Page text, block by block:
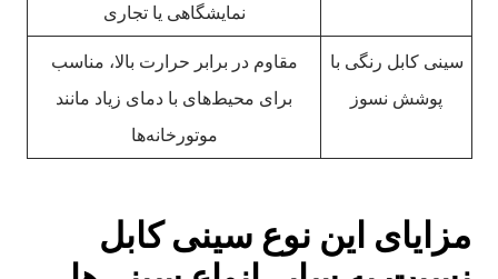
نمایشگاهی یا تجاری
سینی کابل رنگی با
پوشش نسوز
مقاوم در برابر حرارت بالا، مناسب
برای محیط‌های با دمای زیاد مانند
موتورخانه‌ها
مزایای این نوع سینی کابل